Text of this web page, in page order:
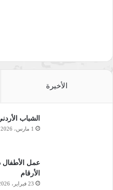
الأخيرة
الشباب
1 مارس، 2026
عمل الأطفال
الأرقام
23 فبراير، 2026